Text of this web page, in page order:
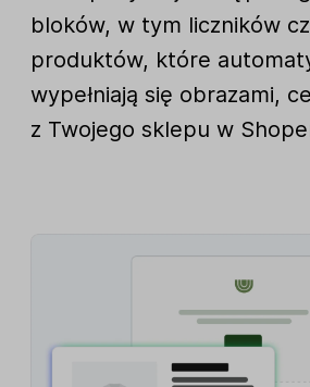
bloków, w tym liczników
produktów, które
wypełniają się obrazami,
z Twojego sklepu w